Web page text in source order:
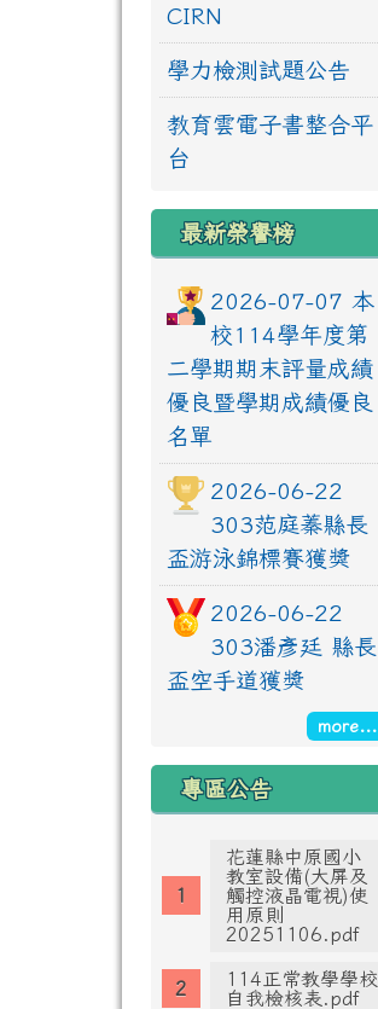
CIRN
學力檢測試題公告
教育雲電子書整合平
台
最新榮譽榜
2026-07-07 本
校114學年度第
二學期期末評量成績
優良暨學期成績優良
名單
2026-06-22
303范庭蓁縣長
盃游泳錦標賽獲獎
2026-06-22
303潘彥廷 縣長
盃空手道獲獎
more...
專區公告
花蓮縣中原國小
教室設備(大屏及
觸控液晶電視)使
用原則
20251106.pdf
114正常教學學校
自我檢核表.pdf